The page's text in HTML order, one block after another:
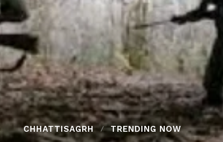
CHHATTISAGRH TRENDING NOW